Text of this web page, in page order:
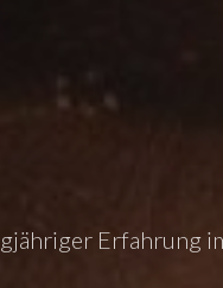
Erfahrung